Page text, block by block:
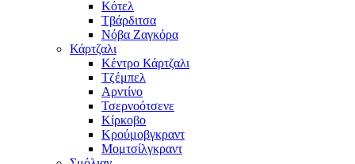
Κότελ
Τβάρδιτσα
Νόβα Ζαγκόρα
Κάρτζαλι
Κέντρο Κάρτζαλι
Τζέμπελ
Αρντίνο
Τσερνοότσενε
Κίρκοβο
Κρούμοβγκραντ
Μομτσίλγκραντ